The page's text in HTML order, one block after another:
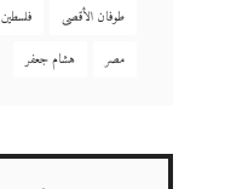
طوفان الأقصى
فلسطين
مصر
هشام جعفر